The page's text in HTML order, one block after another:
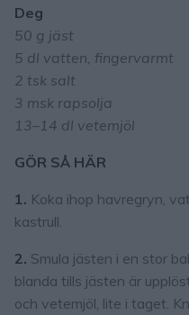
Deg
50 g jäst
5 dl vatten, fingervarmt
2 tsk salt
3 msk rapsolja
13–14 dl vetemjöl
GÖR SÅ HÄR
1. Koka ihop havregryn,
kastrull.
2. Smula jästen i en stor
blanda tills jästen är
och vetemjöl, lite i taget.